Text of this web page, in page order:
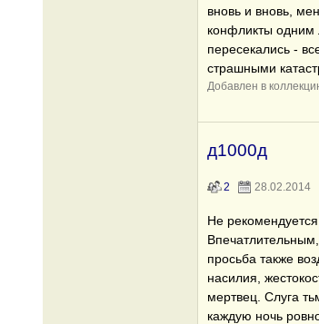
вновь и вновь,
конфликты одним
пересекались -
страшными
Добавлен в
д1000д
2 28.02.2014
Не
просьба также
насилия,
мертвец. Слуга
каждую ночь